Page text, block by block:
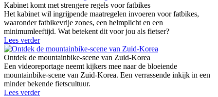
Kabinet komt met strengere regels voor fatbikes
Het kabinet wil ingrijpende maatregelen invoeren voor fatbikes,
waaronder fatbikevrije zones, een helmplicht en een
minimumleeftijd. Wat betekent dit voor jou als fietser?
Lees verder
Ontdek de mountainbike-scene van Zuid-Korea
Een videoreportage neemt kijkers mee naar de bloeiende
mountainbike-scene van Zuid-Korea. Een verrassende inkijk in een
minder bekende fietscultuur.
Lees verder